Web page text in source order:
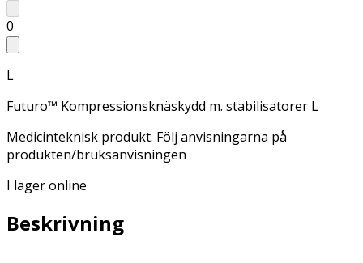
0
L
Futuro™ Kompressionsknäskydd m. stabilisatorer L
Medicinteknisk produkt. Följ anvisningarna på
produkten/bruksanvisningen
I lager online
Beskrivning